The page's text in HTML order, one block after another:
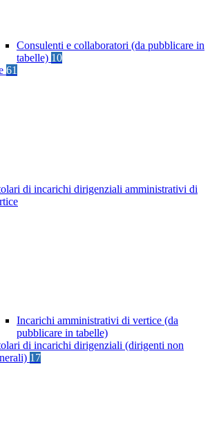
Consulenti e collaboratori (da pubblicare in
tabelle) 10
61
di incarichi dirigenziali amministrativi di
Incarichi amministrativi di vertice (da
pubblicare in tabelle)
di incarichi dirigenziali (dirigenti non
17